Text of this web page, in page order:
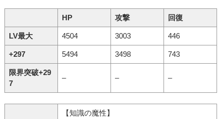
HP 攻撃 回復
LV最大 4504 3003 446
+297 5494 3498 743
限界突破+29
7
– – –
【知識の魔性】